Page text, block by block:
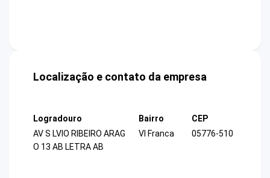
Localização e contato da empresa
Logradouro
AV S LVIO RIBEIRO ARAG
O 13 AB LETRA AB
Bairro
Vl Franca
CEP
05776-510